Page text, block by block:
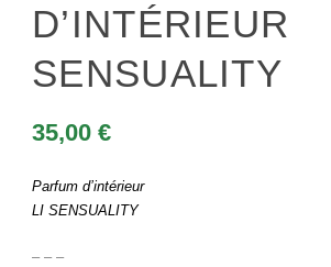
D’INTÉRIEUR
SENSUALITY
35,00 €
Parfum d’intérieur
LI SENSUALITY
– – –